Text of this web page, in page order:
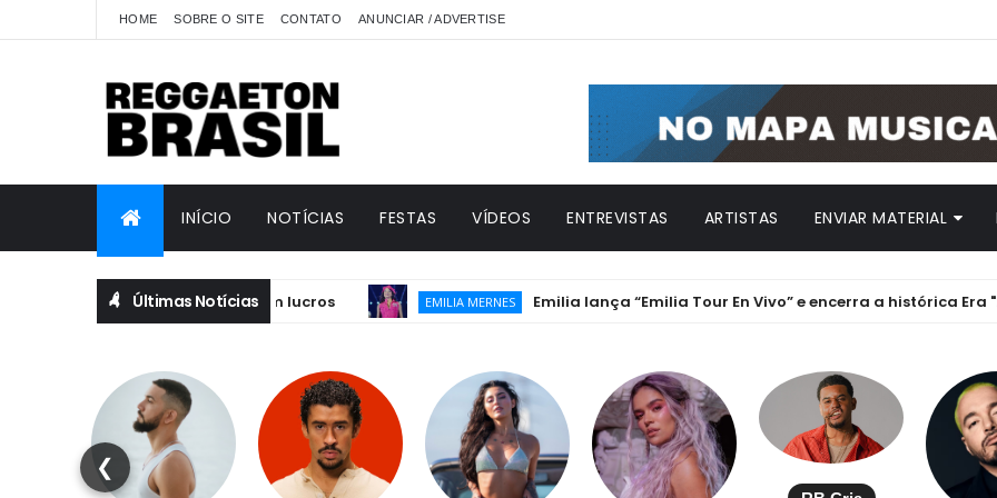
HOME SOBRE O SITE CONTATO ANUNCIAR / ADVERTISE
INÍCIO NOTÍCIAS FESTAS VÍDEOS ENTREVISTAS ARTISTAS ENVIAR MATERIAL
Últimas Notícias EMILIA MERNES Emilia lança “Emilia Tour En Vivo” e encerra a histórica Era ".mp3"
❮